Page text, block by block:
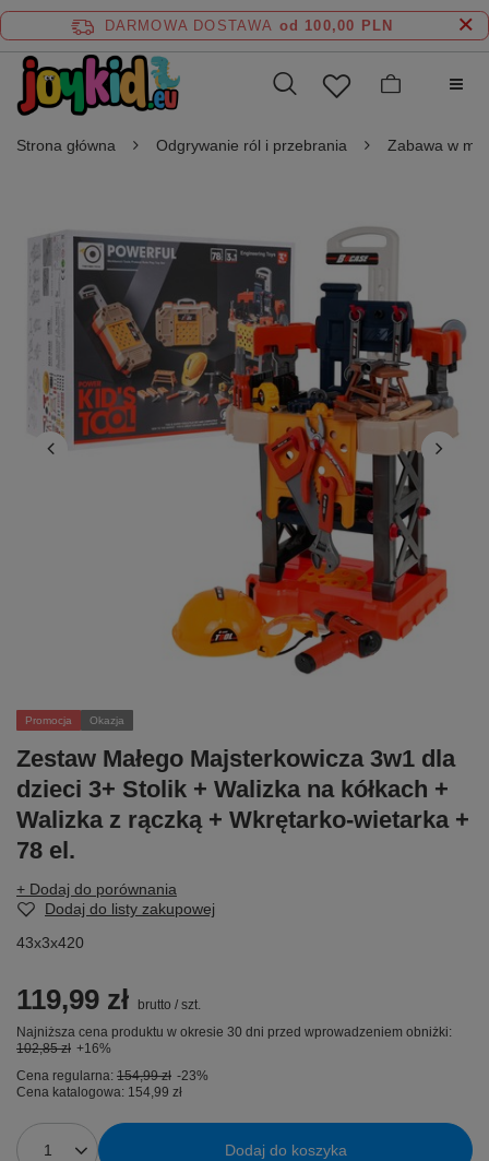
DARMOWA DOSTAWA od 100,00 PLN
Strona główna Odgrywanie ról i przebrania Zabawa w
Promocja Okazja
Zestaw Małego Majsterkowicza 3w1 dla
dzieci 3+ Stolik + Walizka na kółkach +
Walizka z rączką + Wkrętarko-wietarka +
78 el.
+ Dodaj do porównania
Dodaj do listy zakupowej
43x3x420
119,99 zł brutto / szt.
Najniższa cena produktu w okresie 30 dni przed wprowadzeniem obniżki:
102,85 zł +16%
Cena regularna: 154,99 zł -23%
Cena katalogowa: 154,99 zł
Dodaj do koszyka